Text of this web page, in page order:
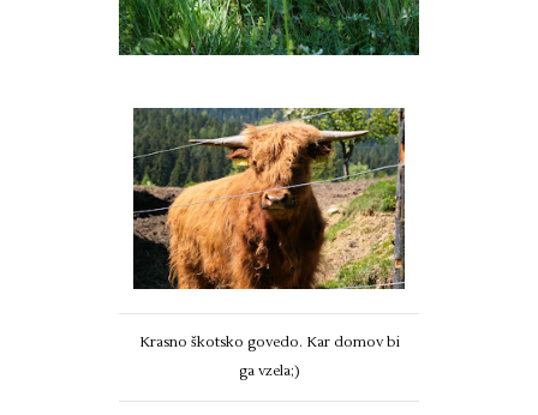
Krasno škotsko govedo. Kar domov bi
ga vzela;)